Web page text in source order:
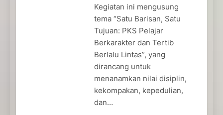
Kegiatan ini mengusung
tema “Satu Barisan, Satu
Tujuan: PKS Pelajar
Berkarakter dan Tertib
Berlalu Lintas”, yang
dirancang untuk
menanamkan nilai disiplin,
kekompakan, kepedulian,
dan…